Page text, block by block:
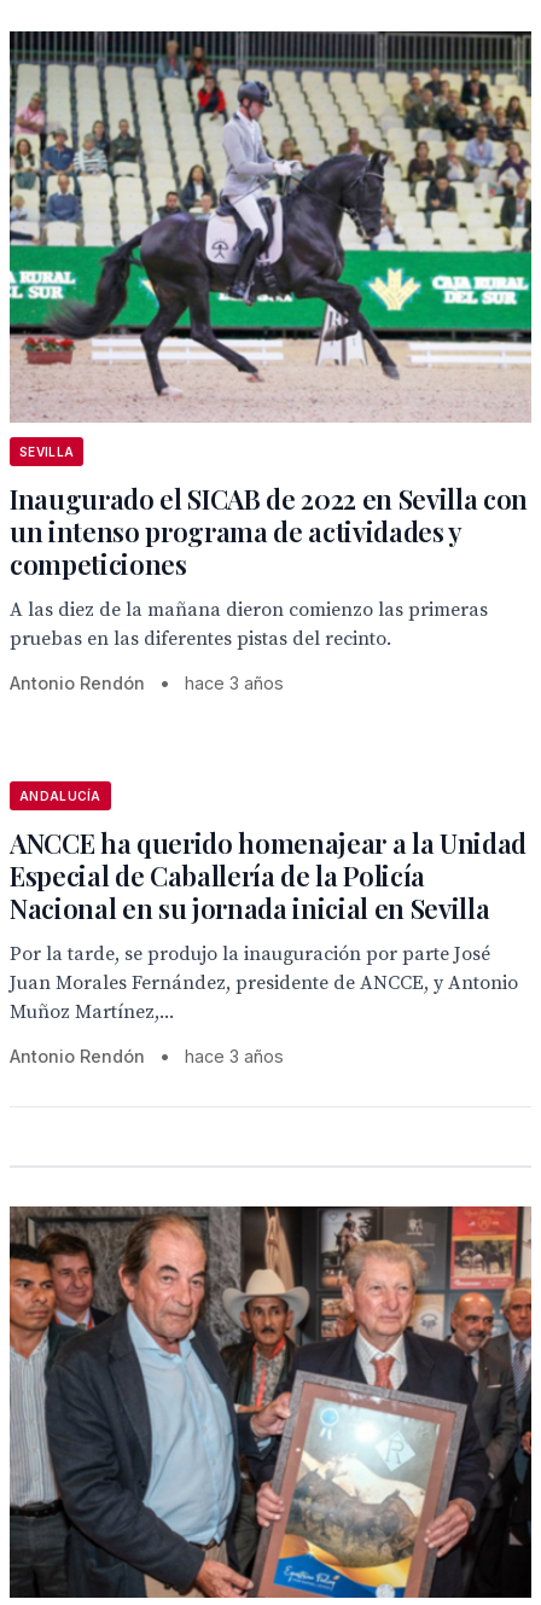
SEVILLA
Inaugurado el SICAB de 2022 en Sevilla con
un intenso programa de actividades y
competiciones
A las diez de la mañana dieron comienzo las primeras
pruebas en las diferentes pistas del recinto.
Antonio Rendón • hace 3 años
ANDALUCÍA
ANCCE ha querido homenajear a la Unidad
Especial de Caballería de la Policía
Nacional en su jornada inicial en Sevilla
Por la tarde, se produjo la inauguración por parte José
Juan Morales Fernández, presidente de ANCCE, y Antonio
Muñoz Martínez,...
Antonio Rendón • hace 3 años